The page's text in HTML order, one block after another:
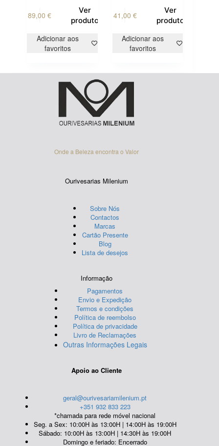
89,00€
Ver
produto
Adicionar aos
favoritos
41,00 €
Ver
produto
product
multiple
variants.
be
chosen
on
product
Adicionar aos
favoritos
Onde a Beleza encontra o Valor
Ourivesarias Milenium
Sobre Nós
Contactos
Marcas
Cartão Presente
Blog
Lista de desejos
Informação
Pagamentos
Envio e Expedição
Termos e condições
Política de reembolso
Política de privacidade
Livro de Reclamações
Outras Informações Legais
Apoio ao Cliente
geral@ourivesariamilenium.pt
+351 932 833 223
*chamada para rede móvel nacional
Seg. a Sex: 10:00H às 13:00H | 14:00H às 19:00H
Sábado: 10:00H às 13:00H | 14:30H às 19:00H
Domingo e feriado: Encerrado